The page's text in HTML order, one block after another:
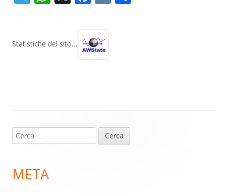
gr s b
Statistiche del sito…
piè
pagina
Ricerca
per:
META